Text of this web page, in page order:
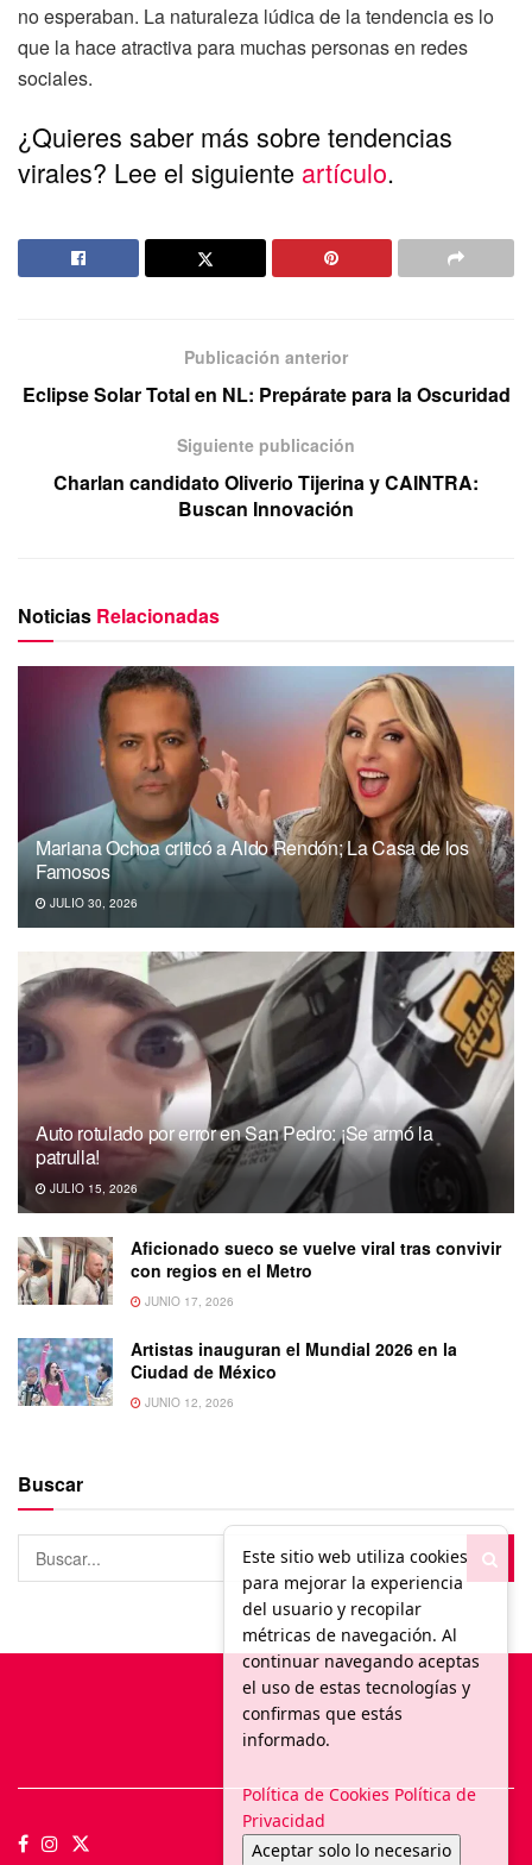
no esperaban. La naturaleza lúdica de la tendencia es lo
que la hace atractiva para muchas personas en redes
sociales.
¿Quieres saber más sobre tendencias
virales? Lee el siguiente artículo.
Publicación anterior
Eclipse Solar Total en NL: Prepárate para la Oscuridad
Siguiente publicación
Charlan candidato Oliverio Tijerina y CAINTRA:
Buscan Innovación
Noticias Relacionadas
Mariana Ochoa criticó a Aldo Rendón; La Casa de los
Famosos
JULIO 30, 2026
Auto rotulado por error en San Pedro: ¡Se armó la
patrulla!
JULIO 15, 2026
Aficionado sueco se vuelve viral tras convivir
con regios en el Metro
JUNIO 17, 2026
Artistas inauguran el Mundial 2026 en la
Ciudad de México
JUNIO 12, 2026
Buscar
Este sitio web utiliza cookies
para mejorar la experiencia
del usuario y recopilar
métricas de navegación. Al
continuar navegando aceptas
el uso de estas tecnologías y
confirmas que estás
informado.
Política de Cookies Política de
Privacidad
Aceptar solo lo necesario